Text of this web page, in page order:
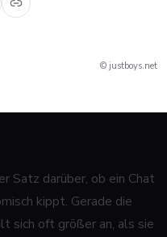
© justboys.net
Satz darüber, ob ein Chat
kippt. Gerade die
sich oft größer an, als sie